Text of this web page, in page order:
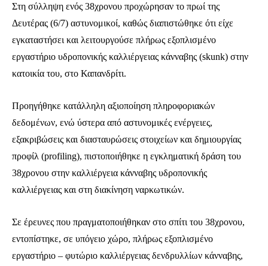
Στη σύλληψη ενός 38χρονου προχώρησαν το πρωί της
Δευτέρας (6/7) αστυνομικοί, καθώς διαπιστώθηκε ότι είχε
εγκαταστήσει και λειτουργούσε πλήρως εξοπλισμένο
εργαστήριο υδροπονικής καλλιέργειας κάνναβης (skunk) στην
κατοικία του, στο Καπανδρίτι.
Προηγήθηκε κατάλληλη αξιοποίηση πληροφοριακών
δεδομένων, ενώ ύστερα από αστυνομικές ενέργειες,
εξακριβώσεις και διασταυρώσεις στοιχείων και δημιουργίας
προφίλ (profiling), πιστοποιήθηκε η εγκληματική δράση του
38χρονου στην καλλιέργεια κάνναβης υδροπονικής
καλλιέργειας και στη διακίνηση ναρκωτικών.
Σε έρευνες που πραγματοποιήθηκαν στο σπίτι του 38χρονου,
εντοπίστηκε, σε υπόγειο χώρο, πλήρως εξοπλισμένο
εργαστήριο – φυτώριο καλλιέργειας δενδρυλλίων κάνναβης,